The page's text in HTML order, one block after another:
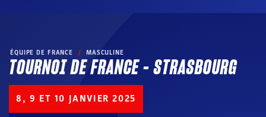
ÉQUIPE DE FRANCE / MASCULINE
TOURNOI DE FRANCE – STRASBOURG
8, 9 ET 10 JANVIER 2025